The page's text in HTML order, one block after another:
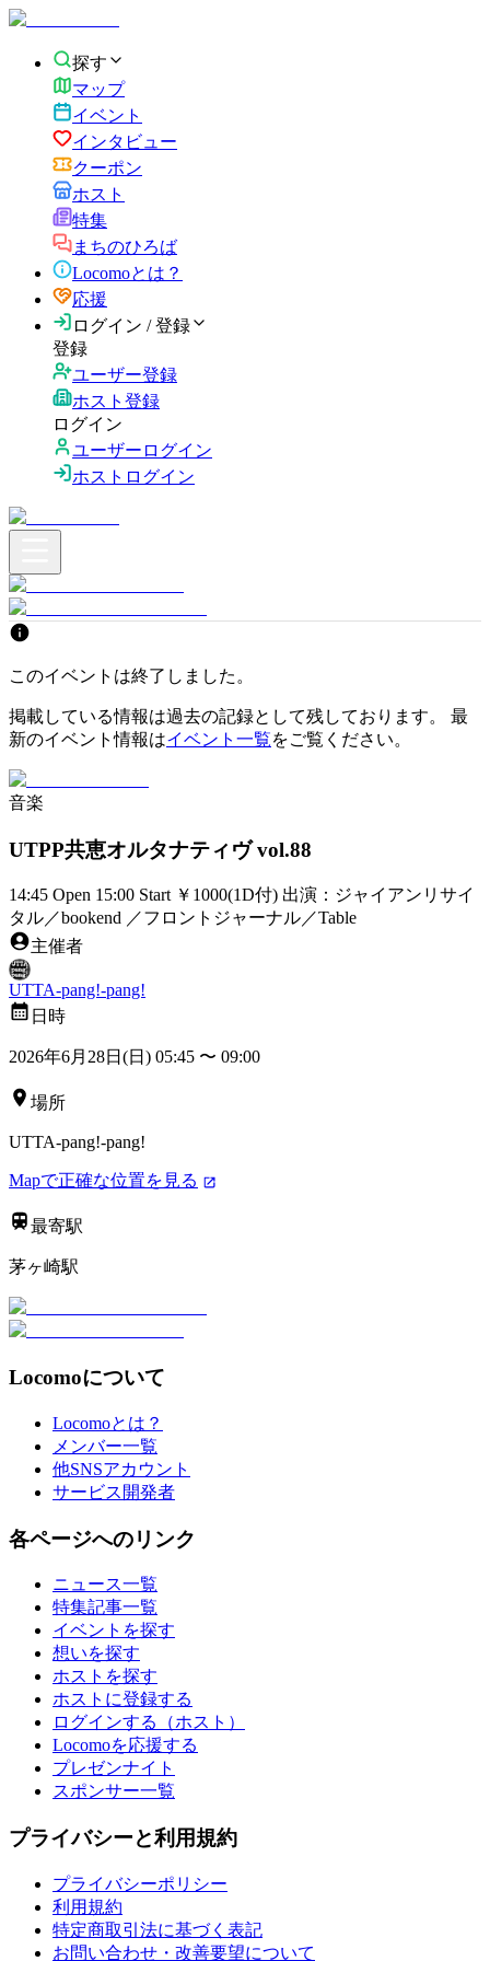
探す
マップ
イベント
インタビュー
クーポン
ホスト
特集
まちのひろば
Locomoとは？
応援
ログイン / 登録
登録
ユーザー登録
ホスト登録
ログイン
ユーザーログイン
ホストログイン
このイベントは終了しました。
掲載している情報は過去の記録として残しております。 最
新のイベント情報はイベント一覧をご覧ください。
音楽
UTPP共恵オルタナティヴ vol.88
14:45 Open 15:00 Start ￥1000(1D付) 出演：ジャイアンリサイ
タル／bookend ／フロントジャーナル／Table
主催者
UTTA-pang!-pang!
日時
2026年6月28日(日) 05:45 〜 09:00
場所
UTTA-pang!-pang!
Mapで正確な位置を見る
最寄駅
茅ヶ崎駅
Locomoについて
Locomoとは？
メンバー一覧
他SNSアカウント
サービス開発者
各ページへのリンク
ニュース一覧
特集記事一覧
イベントを探す
想いを探す
ホストを探す
ホストに登録する
ログインする（ホスト）
Locomoを応援する
プレゼンナイト
スポンサー一覧
プライバシーと利用規約
プライバシーポリシー
利用規約
特定商取引法に基づく表記
お問い合わせ・改善要望について